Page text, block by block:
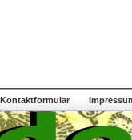
Kontaktformular